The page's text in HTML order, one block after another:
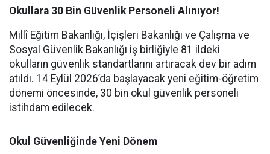
Okullara 30 Bin Güvenlik Personeli Alınıyor!
Millî Eğitim Bakanlığı, İçişleri Bakanlığı ve Çalışma ve
Sosyal Güvenlik Bakanlığı iş birliğiyle 81 ildeki
okulların güvenlik standartlarını artıracak dev bir adım
atıldı. 14 Eylül 2026’da başlayacak yeni eğitim-öğretim
dönemi öncesinde, 30 bin okul güvenlik personeli
istihdam edilecek.
Okul Güvenliğinde Yeni Dönem